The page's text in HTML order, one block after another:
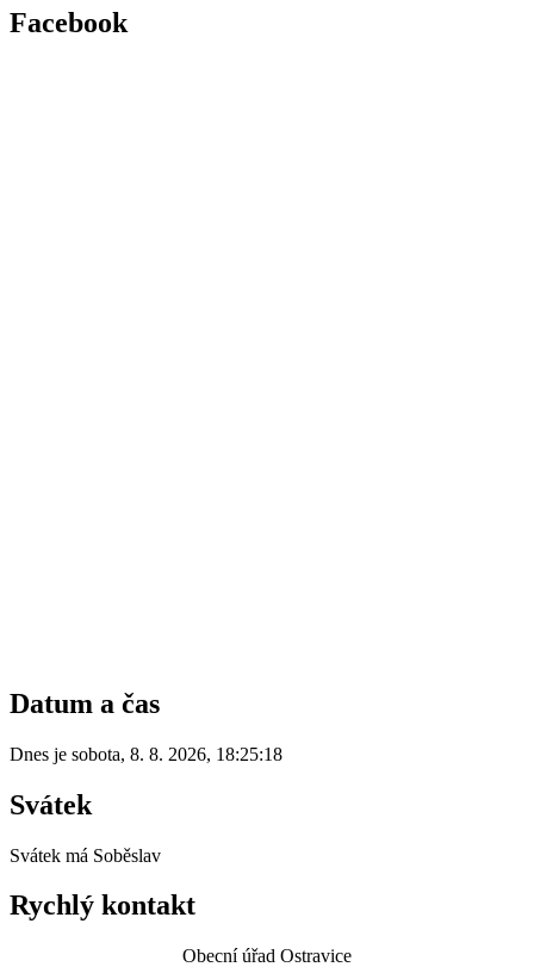
Facebook
Datum a čas
Dnes je sobota, 8. 8. 2026, 18:25:18
Svátek
Svátek má Soběslav
Rychlý kontakt
Obecní úřad Ostravice